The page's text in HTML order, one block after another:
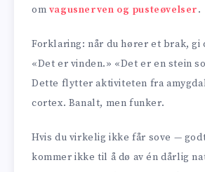
om vagusnerven og pusteøvelser.
Forklaring: når du hører et brak, gi
«Det er vinden.» «Det er en stein
Dette flytter aktiviteten fra
cortex. Banalt, men funker.
Hvis du virkelig ikke får sove —
kommer ikke til å dø av én dårlig